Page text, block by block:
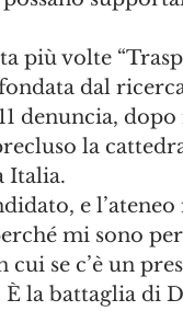
più volte
dal
denuncia,
la
Italia.
e
mi sono
se c’è un
la battaglia di